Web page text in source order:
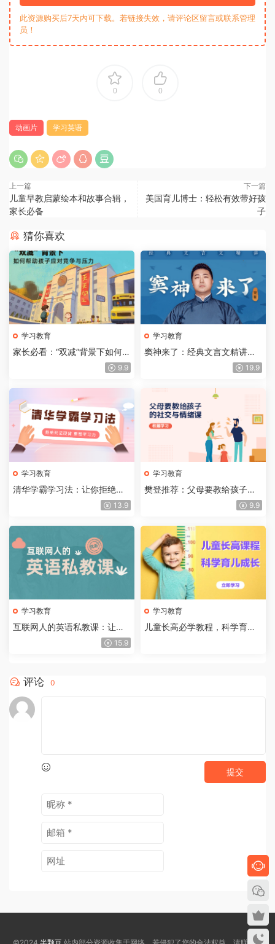
此资源购买后7天内可下载。若链接失效，请评论区留言或联系管理
员！
0 0
动画片 学习英语
上一篇
儿童早教启蒙绘本和故事合辑，
家长必备
下一篇
美国育儿博士：轻松有效带好孩
子
猜你喜欢
学习教育
家长必看：“双减”背景下如何帮
9.9
学习教育
窦神来了：经典文言文精讲，
19.9
学习教育
清华学霸学习法：让你拒绝死
记硬背，让孩子高效学习
13.9
学习教育
樊登推荐：父母要教给孩子的
9.9
学习教育
互联网人的英语私教课：让你
15.9
学习教育
儿童长高必学教程，科学育儿
评论 0
提交